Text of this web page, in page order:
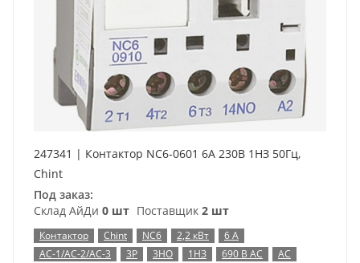
247341 | Контактор NC6-0601 6А 230В 1НЗ 50Гц,
Chint
Под заказ:
Склад АйДи 0 шт Поставщик 2 шт
Контактор Chint NC6 2,2 кВт
6 А
AC-1/AC-2/AC-3
3P 3НО 1НЗ 690 В AC AC